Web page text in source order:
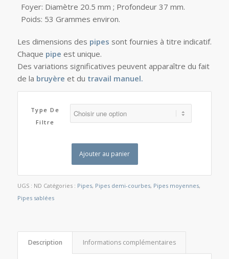
Foyer: Diamètre 20.5 mm ; Profondeur 37 mm.
Poids: 53 Grammes environ.
Les dimensions des pipes sont fournies à titre indicatif.
Chaque pipe est unique.
Des variations significatives peuvent apparaître du fait
de la bruyère et du travail manuel.
Type De
Filtre
Ajouter au panier
UGS : ND Catégories : Pipes, Pipes demi-courbes, Pipes moyennes,
Pipes sablées
Description Informations complémentaires